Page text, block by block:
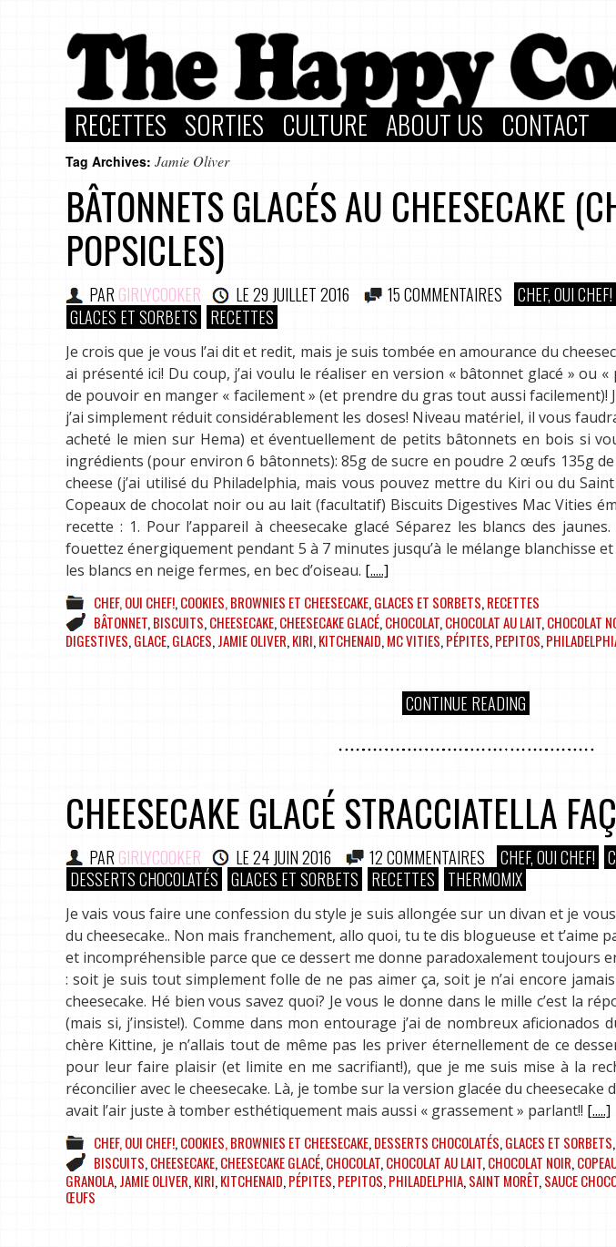
RECETTES SORTIES CULTURE ABOUT US CONTACT
Tag Archives: Jamie Oliver
BÂTONNETS GLACÉS AU CHEESECAKE
POPSICLES)
PAR GIRLYCOOKER LE29 JUILLET 2016 15 COMMENTAIRES CHEF, OUI CHEF!
GLACES ET SORBETS
RECETTES
Je crois que je vous l’ai dit et redit, mais je suis tombée en amourance du
ai présenté ici! Du coup, j’ai voulu le réaliser en version « bâtonnet glacé » ou
de pouvoir en manger « facilement » (et prendre du gras tout aussi facilement)!
j’ai simplement réduit considérablement les doses! Niveau matériel, il vous
acheté le mien sur Hema) et éventuellement de petits bâtonnets en bois si
ingrédients (pour environ 6 bâtonnets): 85g de sucre en poudre 2 œufs 135g
cheese (j’ai utilisé du Philadelphia, mais vous pouvez mettre du Kiri ou du
Copeaux de chocolat noir ou au lait (facultatif) Biscuits Digestives Mac Vities
recette : 1. Pour l’appareil à cheesecake glacé Séparez les blancs des
fouettez énergiquement pendant 5 à 7 minutes jusqu’à le mélange blanchisse
les blancs en neige fermes, en bec d’oiseau. [.....]
CHEF, OUI CHEF!,COOKIES, BROWNIES ET CHEESECAKE,GLACES ET SORBETS,RECETTES
BÂTONNET,BISCUITS,CHEESECAKE,CHEESECAKE GLACÉ,CHOCOLAT,CHOCOLAT AU LAIT,CHOCOLAT
DIGESTIVES,GLACE,GLACES,JAMIE OLIVER,KIRI,KITCHENAID,MC VITIES,PÉPITES,PEPITOS,
CONTINUE READING
CHEESECAKE GLACÉ STRACCIATELLA
PAR GIRLYCOOKER LE24 JUIN 2016 12 COMMENTAIRES CHEF, OUI CHEF!
DESSERTS CHOCOLATÉS GLACES ET SORBETS RECETTES THERMOMIX
Je vais vous faire une confession du style je suis allongée sur un divan et je
du cheesecake.. Non mais franchement, allo quoi, tu te dis blogueuse et t’aime
et incompréhensible parce que ce dessert me donne paradoxalement toujours
: soit je suis tout simplement folle de ne pas aimer ça, soit je n’ai encore
cheesecake. Hé bien vous savez quoi? Je vous le donne dans le mille c’est la
(mais si, j’insiste!). Comme dans mon entourage j’ai de nombreux aficionados
chère Kittine, je n’allais tout de même pas les priver éternellement de ce
pour leur faire plaisir (et limite en me sacrifiant!), que je me suis mise à la
réconcilier avec le cheesecake. Là, je tombe sur la version glacée du
avait l’air juste à tomber esthétiquement mais aussi « grassement » parlant!! [.....]
CHEF, OUI CHEF!,COOKIES, BROWNIES ET CHEESECAKE,DESSERTS CHOCOLATÉS,GLACES ET SORBETS,
BISCUITS,CHEESECAKE,CHEESECAKE GLACÉ,CHOCOLAT,CHOCOLAT AU LAIT,CHOCOLAT NOIR,
GRANOLA,JAMIE OLIVER,KIRI,KITCHENAID,PÉPITES,PEPITOS,PHILADELPHIA,SAINT MORÊT,SAUCE
ŒUFS